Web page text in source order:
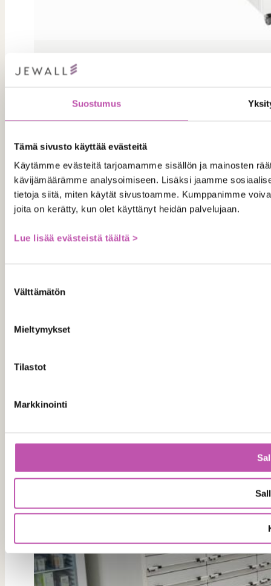
Suostumus
Tämä sivusto käyttää evästeitä
Käytämme evästeitä tarjoamamme sisällön ja mainosten
kävijämäärämme analysoimiseen. Lisäksi jaamme
tietoja siitä, miten käytät sivustoamme. Kumppanimme
joita on kerätty, kun olet käyttänyt heidän palvelujaan.
Lue lisää evästeistä täältä >
valinta
Välttämätön
Mieltymykset
Tilastot
Markkinointi